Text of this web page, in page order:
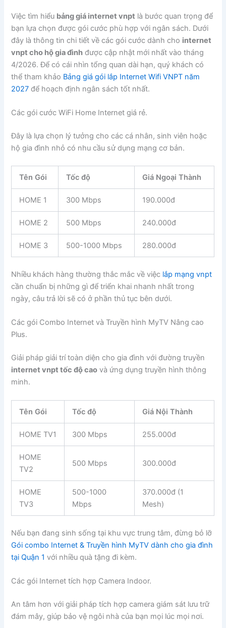
Việc tìm hiểu bảng giá internet vnpt là bước quan trọng để
bạn lựa chọn được gói cước phù hợp với ngân sách. Dưới
đây là thông tin chi tiết về các gói cước dành cho internet
vnpt cho hộ gia đình được cập nhật mới nhất vào tháng
4/2026. Để có cái nhìn tổng quan dài hạn, quý khách có
thể tham khảo Bảng giá gói lắp Internet Wifi VNPT năm
2027 để hoạch định ngân sách tốt nhất.
Các gói cước WiFi Home Internet giá rẻ.
Đây là lựa chọn lý tưởng cho các cá nhân, sinh viên hoặc
hộ gia đình nhỏ có nhu cầu sử dụng mạng cơ bản.
Tên Gói Tốc độ Giá Ngoại Thành
HOME 1 300 Mbps 190.000đ
HOME 2 500 Mbps 240.000đ
HOME 3 500-1000 Mbps 280.000đ
Nhiều khách hàng thường thắc mắc về việc lắp mạng vnpt
cần chuẩn bị những gì để triển khai nhanh nhất trong
ngày, câu trả lời sẽ có ở phần thủ tục bên dưới.
Các gói Combo Internet và Truyền hình MyTV Nâng cao
Plus.
Giải pháp giải trí toàn diện cho gia đình với đường truyền
internet vnpt tốc độ cao và ứng dụng truyền hình thông
minh.
Tên Gói Tốc độ Giá Nội Thành
HOME TV1 300 Mbps 255.000đ
HOME
TV2
500 Mbps 300.000đ
HOME
TV3
500-1000
Mbps
370.000đ (1
Mesh)
Nếu bạn đang sinh sống tại khu vực trung tâm, đừng bỏ lỡ
Gói combo Internet & Truyền hình MyTV dành cho gia đình
tại Quận 1 với nhiều quà tặng đi kèm.
Các gói Internet tích hợp Camera Indoor.
An tâm hơn với giải pháp tích hợp camera giám sát lưu trữ
đám mây, giúp bảo vệ ngôi nhà của bạn mọi lúc mọi nơi.